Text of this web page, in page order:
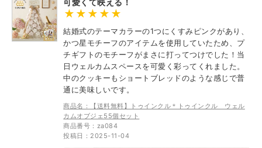
結婚式のテーマカラーの1つにくすみピンクがあり、
かつ星モチーフのアイテムを使用していたため、プ
チギフトのモチーフがまさに打ってつけでした！当
日ウェルカムスペースを可愛く彩ってくれました。
中のクッキーもショートブレッドのような感じで普
通に美味しいです。
商品名：【送料無料】トゥインクル＊トゥインクル ウェル
カムオブジェ55個セット
商品番号：za084
投稿日：2025-11-04